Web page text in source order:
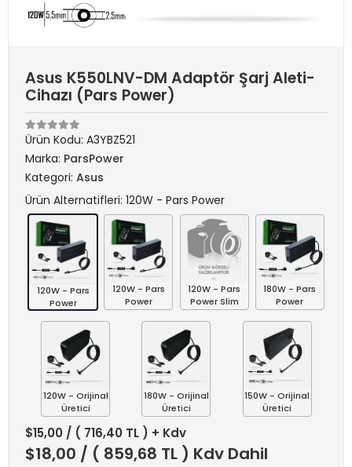
Asus K550LNV-DM Adaptör Şarj Aleti-
Cihazı (Pars Power)
Ürün Kodu: A3YBZ521
Marka: ParsPower
Kategori: Asus
Ürün Alternatifleri: 120W - Pars Power
120W - Pars
Power
120W - Pars
Power
120W - Pars
Power Slim
180W - Pars
Power
120W - Orijinal
Üretici
180W - Orijinal
Üretici
150W - Orijinal
Üretici
$15,00 / ( 716,40 TL ) + Kdv
$18,00 / ( 859,68 TL ) Kdv Dahil